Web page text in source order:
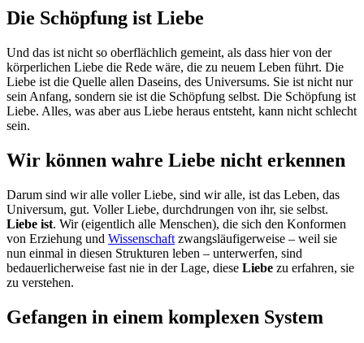
Die Schöpfung ist Liebe
Und das ist nicht so oberflächlich gemeint, als dass hier von der
körperlichen Liebe die Rede wäre, die zu neuem Leben führt. Die
Liebe ist die Quelle allen Daseins, des Universums. Sie ist nicht nur
sein Anfang, sondern sie ist die Schöpfung selbst. Die Schöpfung ist
Liebe. Alles, was aber aus Liebe heraus entsteht, kann nicht schlecht
sein.
Wir können wahre Liebe nicht erkennen
Darum sind wir alle voller Liebe, sind wir alle, ist das Leben, das
Universum, gut. Voller Liebe, durchdrungen von ihr, sie selbst.
Liebe ist. Wir (eigentlich alle Menschen), die sich den Konformen
von Erziehung und Wissenschaft zwangsläufigerweise – weil sie
nun einmal in diesen Strukturen leben – unterwerfen, sind
bedauerlicherweise fast nie in der Lage, diese Liebe zu erfahren, sie
zu verstehen.
Gefangen in einem komplexen System